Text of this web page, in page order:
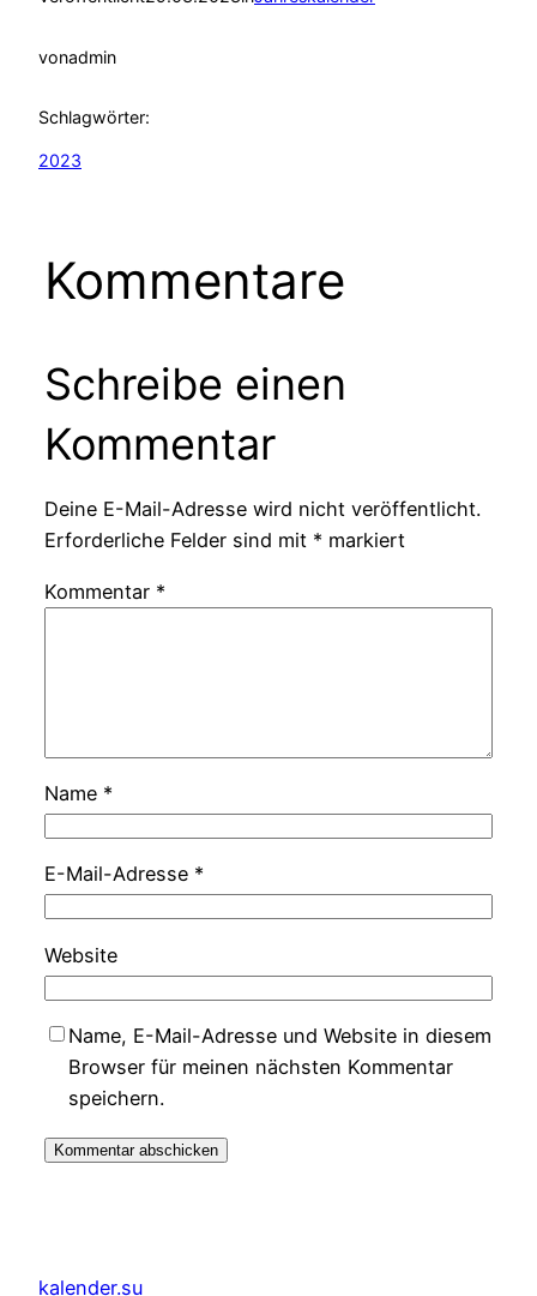
vonadmin
Schlagwörter:
2023
Kommentare
Schreibe einen
Kommentar
Deine E-Mail-Adresse wird nicht veröffentlicht.
Erforderliche Felder sind mit * markiert
Kommentar *
Name *
E-Mail-Adresse *
Website
Name, E-Mail-Adresse und Website in diesem
Browser für meinen nächsten Kommentar
speichern.
kalender.su